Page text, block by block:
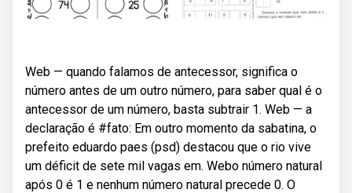
Web — quando falamos de antecessor, significa o
número antes de um outro número, para saber qual é o
antecessor de um número, basta subtrair 1. Web — a
declaração é #fato: Em outro momento da sabatina, o
prefeito eduardo paes (psd) destacou que o rio vive
um déficit de sete mil vagas em. Webo número natural
após 0 é 1 e nenhum número natural precede 0. O